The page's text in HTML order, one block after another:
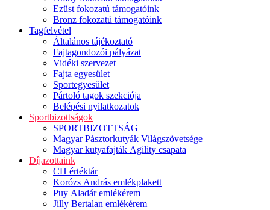
Ezüst fokozatú támogatóink
Bronz fokozatú támogatóink
Tagfelvétel
Általános tájékoztató
Fajtagondozói pályázat
Vidéki szervezet
Fajta egyesület
Sportegyesület
Pártoló tagok szekciója
Belépési nyilatkozatok
Sportbizottságok
SPORTBIZOTTSÁG
Magyar Pásztorkutyák Világszövetsége
Magyar kutyafajták Agility csapata
Díjazottaink
CH értéktár
Korózs András emlékplakett
Puy Aladár emlékérem
Jilly Bertalan emlékérem